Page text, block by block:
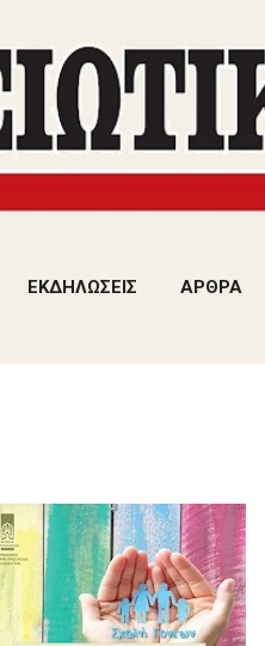
ΕΚΔΗΛΩΣΕΙΣ ΑΡΘΡΑ